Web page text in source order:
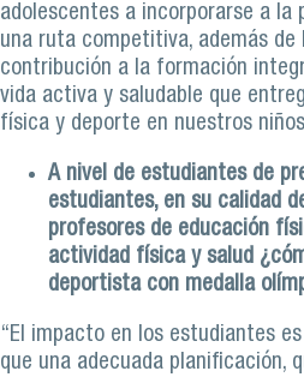
adolescentes a incorporarse a
una ruta competitiva, además de
contribución a la formación
vida activa y saludable que
física y deporte en nuestros
A nivel de estudiantes de
estudiantes, en su calidad
profesores de educación
actividad física y salud
deportista con medalla
“El impacto en los estudiantes
que una adecuada planificación,